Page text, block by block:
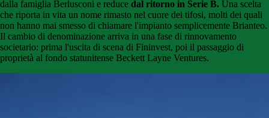
dalla famiglia Berlusconi e reduce dal ritorno in Serie B. Una scelta
che riporta in vita un nome rimasto nel cuore dei tifosi, molti dei quali
non hanno mai smesso di chiamare l'impianto semplicemente Brianteo.
Il cambio di denominazione arriva in una fase di rinnovamento
societario: prima l'uscita di scena di Fininvest, poi il passaggio di
proprietà al fondo statunitense Beckett Layne Ventures.